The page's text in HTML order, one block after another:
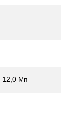
12,0 Мп